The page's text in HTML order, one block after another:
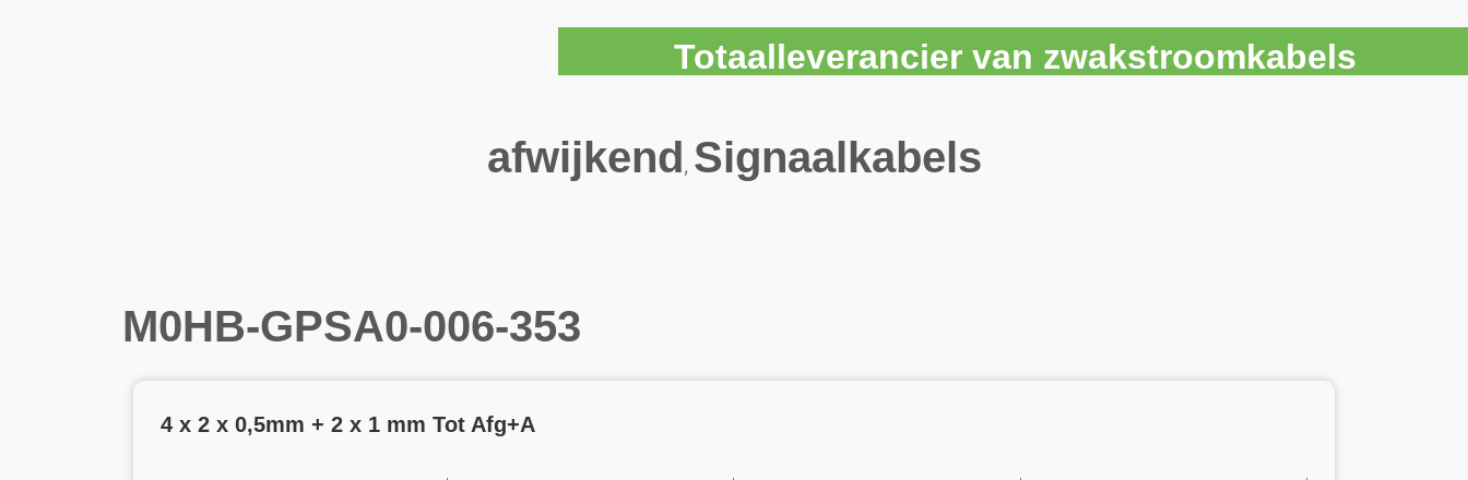
Totaalleverancier van zwakstroomkabels
afwijkend, Signaalkabels
M0HB-GPSA0-006-353
4 x 2 x 0,5mm + 2 x 1 mm Tot Afg+A